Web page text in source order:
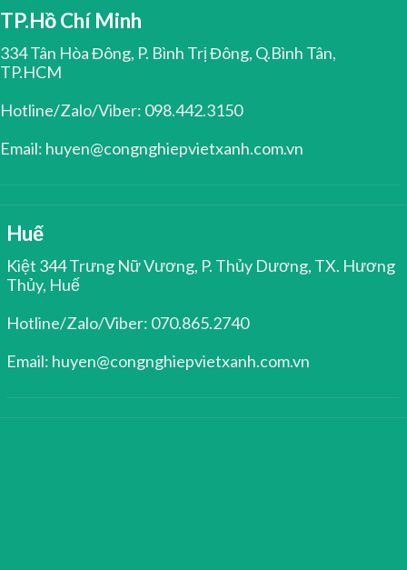
TP.Hồ Chí Minh
334 Tân Hòa Đông, P. Bình Trị Đông, Q.Bình Tân,
TP.HCM
Hotline/Zalo/Viber: 098.442.3150
Email: huyen@congnghiepvietxanh.com.vn
Huế
Kiệt 344 Trưng Nữ Vương, P. Thủy Dương, TX. Hương
Thủy, Huế
Hotline/Zalo/Viber: 070.865.2740
Email: huyen@congnghiepvietxanh.com.vn